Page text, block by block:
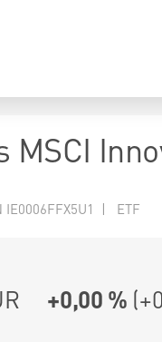
MSCI
IE0006FFX5U1 | ETF
+0,00 % (